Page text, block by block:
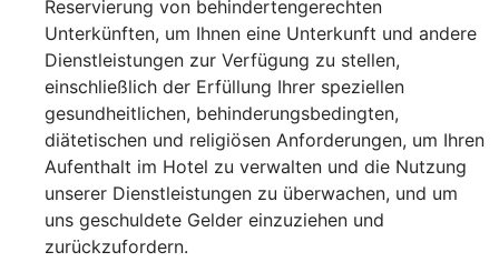
Reservierung von behindertengerechten
Unterkünften, um Ihnen eine Unterkunft und andere
Dienstleistungen zur Verfügung zu stellen,
einschließlich der Erfüllung Ihrer speziellen
gesundheitlichen, behinderungsbedingten,
diätetischen und religiösen Anforderungen, um Ihren
Aufenthalt im Hotel zu verwalten und die Nutzung
unserer Dienstleistungen zu überwachen, und um
uns geschuldete Gelder einzuziehen und
zurückzufordern.